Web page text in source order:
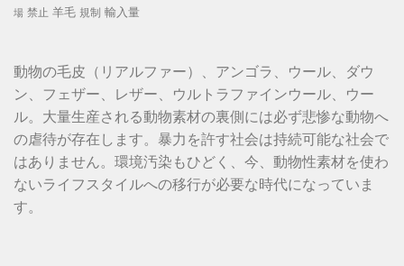
場 禁止 羊毛 規制 輸入量
動物の毛皮（リアルファー）、アンゴラ、ウール、ダウ
ン、フェザー、レザー、ウルトラファインウール、ウー
ル。大量生産される動物素材の裏側には必ず悲惨な動物へ
の虐待が存在します。暴力を許す社会は持続可能な社会で
はありません。環境汚染もひどく、今、動物性素材を使わ
ないライフスタイルへの移行が必要な時代になっていま
す。